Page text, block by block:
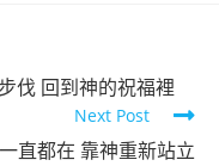
伐 回到神的祝福裡
Next Post
直都在 靠神重新站立